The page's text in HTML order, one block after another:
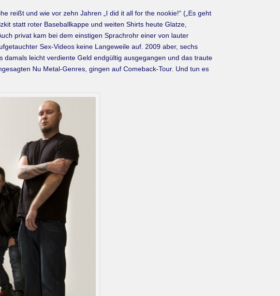
reißt und wie vor zehn Jahren „I did it all for the nookie!“ („Es geht
statt roter Baseballkappe und weiten Shirts heute Glatze,
privat kam bei dem einstigen Sprachrohr einer von lauter
Sex-Videos keine Langeweile auf. 2009 aber, sechs
damals leicht verdiente Geld endgültig ausgegangen und das traute
Nu Metal-Genres, gingen auf Comeback-Tour. Und tun es